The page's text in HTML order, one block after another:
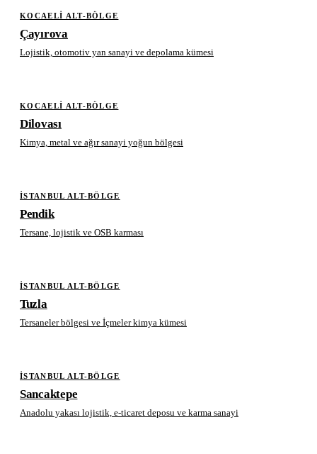
KOCAELI ALT-BÖLGE
Çayırova
Lojistik, otomotiv yan sanayi ve depolama kümesi
KOCAELI ALT-BÖLGE
Dilovası
Kimya, metal ve ağır sanayi yoğun bölgesi
İSTANBUL ALT-BÖLGE
Pendik
Tersane, lojistik ve OSB karması
İSTANBUL ALT-BÖLGE
Tuzla
Tersaneler bölgesi ve İçmeler kimya kümesi
İSTANBUL ALT-BÖLGE
Sancaktepe
Anadolu yakası lojistik, e-ticaret deposu ve karma sanayi